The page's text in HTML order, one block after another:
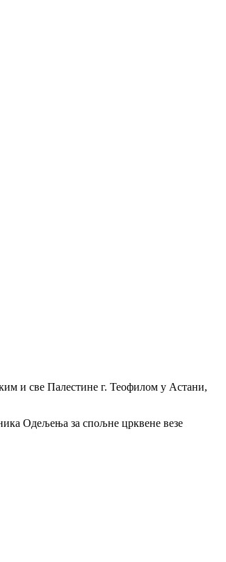
и све Палестине г. Теофилом у Астани,
Одељења за спољне црквене везе